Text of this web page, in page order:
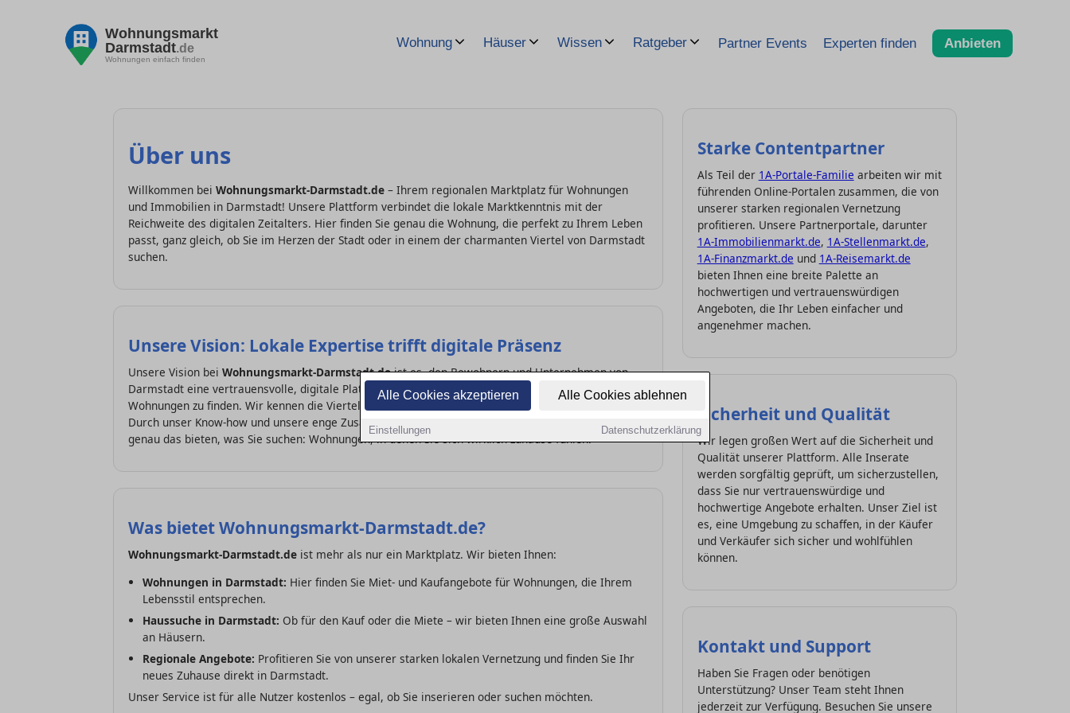
Alle Cookies akzeptieren Alle Cookies ablehnen
Einstellungen Datenschutzerklärung
Wohnungsmarkt
Darmstadt.de
Wohnungen einfach finden
Wohnung Häuser Wissen Ratgeber Partner Events Experten finden Anbieten
Über uns
Willkommen bei Wohnungsmarkt-Darmstadt.de – Ihrem regionalen Marktplatz für Wohnungen
und Immobilien in Darmstadt! Unsere Plattform verbindet die lokale Marktkenntnis mit der
Reichweite des digitalen Zeitalters. Hier finden Sie genau die Wohnung, die perfekt zu Ihrem Leben
passt, ganz gleich, ob Sie im Herzen der Stadt oder in einem der charmanten Viertel von Darmstadt
suchen.
Unsere Vision: Lokale Expertise trifft digitale Präsenz
Unsere Vision bei Wohnungsmarkt-Darmstadt.deist es, den Bewohnern und Unternehmen von
Darmstadt eine vertrauensvolle, digitale Plattform zu bieten, die es ermöglicht, einfach und schnell
Wohnungen zu finden. Wir kennen die Viertel von Darmstadt, die Nachbarn und den Puls der Stadt.
Durch unser Know-how und unsere enge Zusammenarbeit mit lokalen Akteuren können wir Ihnen
genau das bieten, was Sie suchen: Wohnungen, in denen Sie sich wirklich zuhause fühlen.
Was bietet Wohnungsmarkt-Darmstadt.de?
Wohnungsmarkt-Darmstadt.de ist mehr als nur ein Marktplatz. Wir bieten Ihnen:
Wohnungen in Darmstadt: Hier finden Sie Miet- und Kaufangebote für Wohnungen, die Ihrem
Lebensstil entsprechen.
Haussuche in Darmstadt: Ob für den Kauf oder die Miete – wir bieten Ihnen eine große Auswahl
an Häusern.
Regionale Angebote: Profitieren Sie von unserer starken lokalen Vernetzung und finden Sie Ihr
neues Zuhause direkt in Darmstadt.
Unser Service ist für alle Nutzer kostenlos – egal, ob Sie inserieren oder suchen möchten.
Starke Contentpartner
Als Teil der 1A-Portale-Familie arbeiten wir mit
führenden Online-Portalen zusammen, die von
unserer starken regionalen Vernetzung
profitieren. Unsere Partnerportale, darunter
1A-Immobilienmarkt.de, 1A-Stellenmarkt.de,
1A-Finanzmarkt.de und 1A-Reisemarkt.de
bieten Ihnen eine breite Palette an
hochwertigen und vertrauenswürdigen
Angeboten, die Ihr Leben einfacher und
angenehmer machen.
Sicherheit und Qualität
Wir legen großen Wert auf die Sicherheit und
Qualität unserer Plattform. Alle Inserate
werden sorgfältig geprüft, um sicherzustellen,
dass Sie nur vertrauenswürdige und
hochwertige Angebote erhalten. Unser Ziel ist
es, eine Umgebung zu schaffen, in der Käufer
und Verkäufer sich sicher und wohlfühlen
können.
Kontakt und Support
Haben Sie Fragen oder benötigen
Unterstützung? Unser Team steht Ihnen
jederzeit zur Verfügung. Besuchen Sie unsere